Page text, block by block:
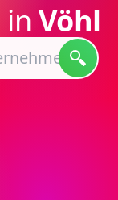
in Vöhl